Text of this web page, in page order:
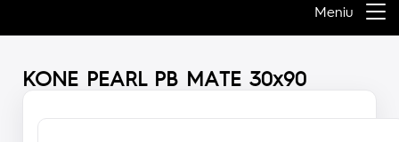
Meniu
KONE PEARL PB MATE 30x90